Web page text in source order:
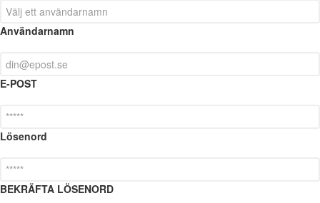
Användarnamn
E-POST
Lösenord
BEKRÄFTA LÖSENORD